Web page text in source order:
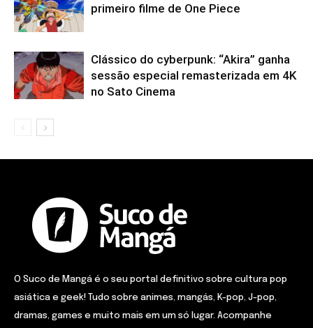
primeiro filme de One Piece
Clássico do cyberpunk: “Akira” ganha
sessão especial remasterizada em 4K
no Sato Cinema
O Suco de Mangá é o seu portal definitivo sobre cultura pop
asiática e geek! Tudo sobre animes, mangás, K-pop, J-pop,
dramas, games e muito mais em um só lugar. Acompanhe